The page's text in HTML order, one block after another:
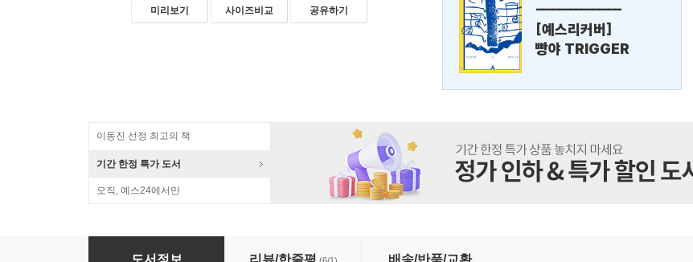
미리보기 사이즈비교 공유하기
---------------
[예스리커버]
빵야 TRIGGER
이동진 선정 최고의 책
기간 한정 특가 도서
오직, 예스24에서만
피곤한 게 아니라 우울증입니다